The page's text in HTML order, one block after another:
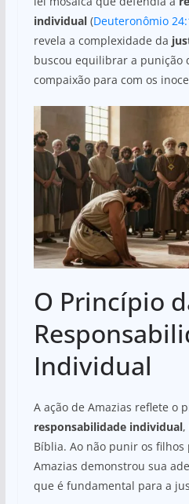
individual(Deuteronômio
revela a complexidade da
buscou equilibrar a punição
compaixão para com os
O Princípio
Individual
A ação de Amazias reflete o
responsabilidade individual,
Bíblia. Ao não punir os filhos
Amazias demonstrou sua
que é fundamental para a